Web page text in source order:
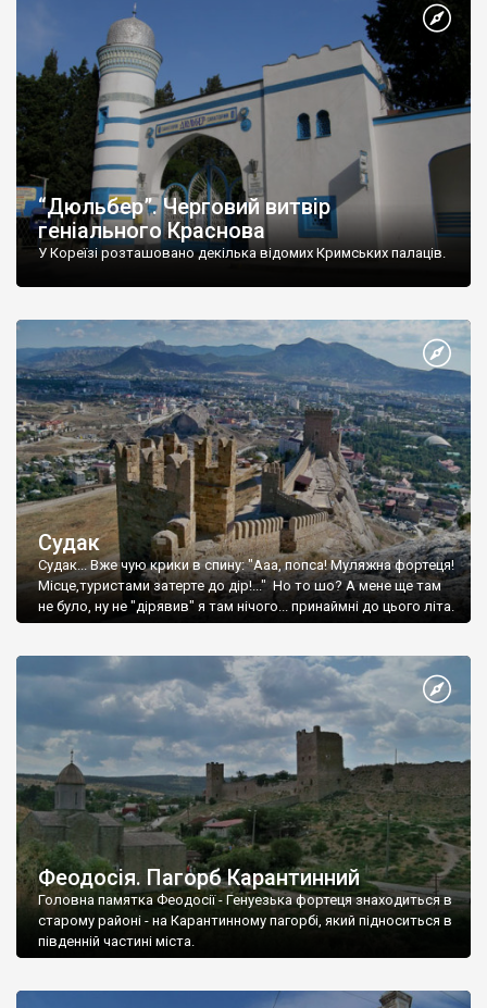
“Дюльбер”. Черговий витвір
геніального Краснова
У Кореїзі розташовано декілька відомих Кримських палаців.
Судак
Судак... Вже чую крики в спину: "Ааа, попса! Муляжна фортеця!
Місце,туристами затерте до дір!..." Но то шо? А мене ще там
не було, ну не "дірявив" я там нічого... принаймні до цього літа.
Феодосія. Пагорб Карантинний
Головна памятка Феодосії - Генуезька фортеця знаходиться в
старому районі - на Карантинному пагорбі, який підноситься в
південній частині міста.